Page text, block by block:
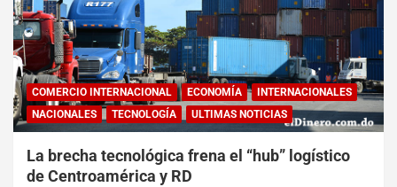
COMERCIO INTERNACIONAL ECONOMÍA
INTERNACIONALES
NACIONALES
TECNOLOGÍA ULTIMAS NOTICIAS
La brecha tecnológica frena el “hub” logístico
de Centroamérica y RD